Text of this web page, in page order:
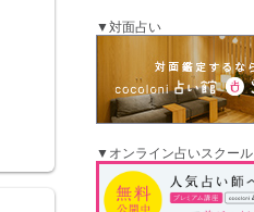
▼対面占い
▼オンライン占いスクール